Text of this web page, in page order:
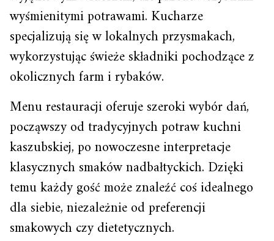
wyśmienitymi potrawami. Kucharze
specjalizują się w lokalnych przysmakach,
wykorzystując świeże składniki pochodzące z
okolicznych farm i rybaków.
Menu restauracji oferuje szeroki wybór dań,
począwszy od tradycyjnych potraw kuchni
kaszubskiej, po nowoczesne interpretacje
klasycznych smaków nadbałtyckich. Dzięki
temu każdy gość może znaleźć coś idealnego
dla siebie, niezależnie od preferencji
smakowych czy dietetycznych.